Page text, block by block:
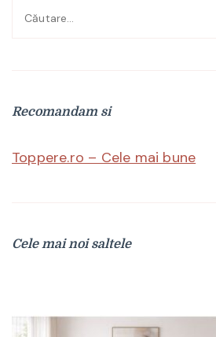
Caută
Recomandam si
Toppere.ro – Cele mai bune
Cele mai noi saltele